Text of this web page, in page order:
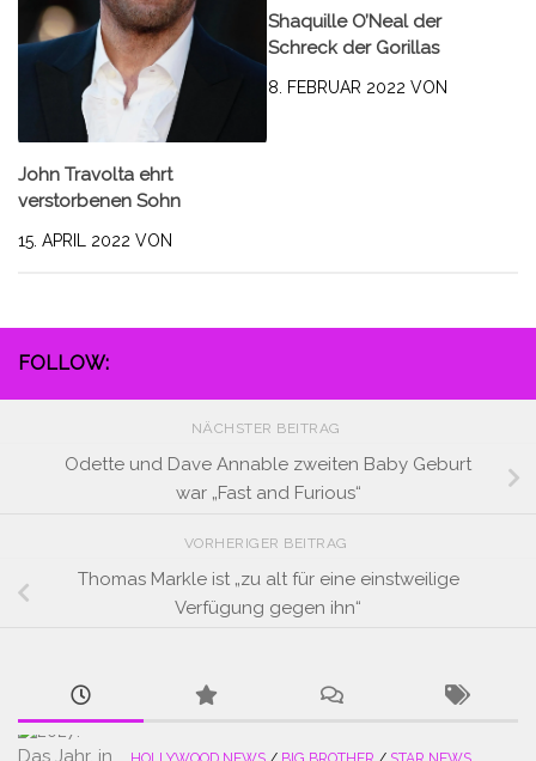
John Travolta ehrt
verstorbenen Sohn
15. APRIL 2022 VON
Shaquille O’Neal der
Schreck der Gorillas
8. FEBRUAR 2022 VON
FOLLOW:
NÄCHSTER BEITRAG
Odette und Dave Annable zweiten Baby Geburt
war „Fast and Furious“
VORHERIGER BEITRAG
Thomas Markle ist „zu alt für eine einstweilige
Verfügung gegen ihn“